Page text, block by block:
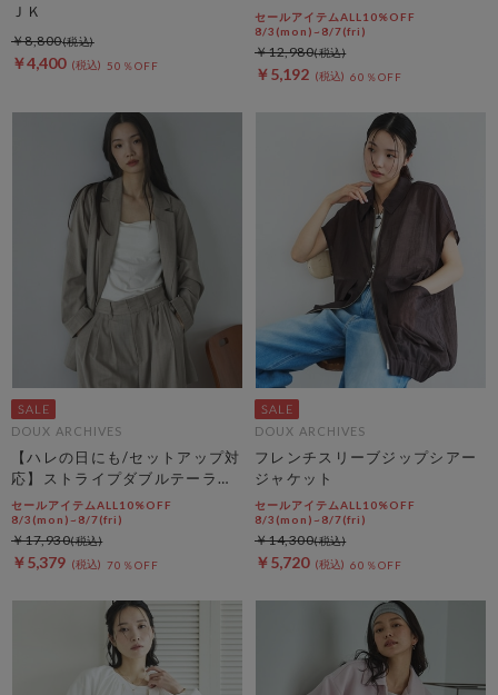
ＪＫ
￥4,400 50％OFF
￥8,800
セールアイテムALL10%OFF
8/3(mon)~8/7(fri)
￥5,192 60％OFF
￥12,980
DOUX ARCHIVES
【ハレの日にも/セットアップ対
応】ストライプダブルテーラー
ドジャケット
セールアイテムALL10%OFF
8/3(mon)~8/7(fri)
￥5,379 70％OFF
￥17,930
DOUX ARCHIVES
フレンチスリーブジップシアー
ジャケット
セールアイテムALL10%OFF
8/3(mon)~8/7(fri)
￥5,720 60％OFF
￥14,300